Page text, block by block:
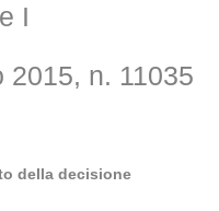
I
2015, n. 11035
della decisione